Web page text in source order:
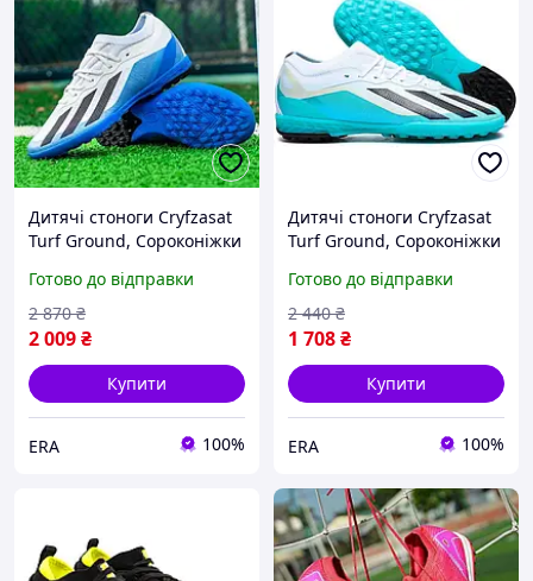
Дитячі стоноги Cryfzasat
Turf Ground, Сороконіжки
Готово до відправки
2 009₴
2 870 ₴
Купити
ERA 100%
Дитячі стоноги Cryfzasat
Turf Ground, Сороконіжки
Готово до відправки
1 708₴
2 440 ₴
Купити
ERA 100%